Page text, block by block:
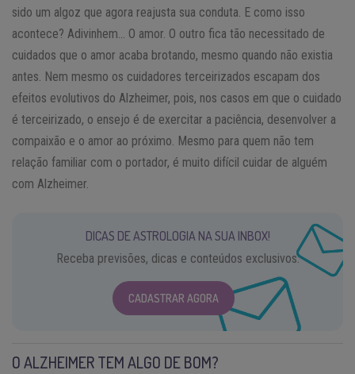
sido um algoz que agora reajusta sua conduta. E como isso
acontece? Adivinhem… O amor. O outro fica tão necessitado de
cuidados que o amor acaba brotando, mesmo quando não existia
antes. Nem mesmo os cuidadores terceirizados escapam dos
efeitos evolutivos do Alzheimer, pois, nos casos em que o cuidado
é terceirizado, o ensejo é de exercitar a paciência, desenvolver a
compaixão e o amor ao próximo. Mesmo para quem não tem
relação familiar com o portador, é muito difícil cuidar de alguém
com Alzheimer.
DICAS DE ASTROLOGIA NA SUA INBOX!
Receba previsões, dicas e conteúdos exclusivos.
CADASTRAR AGORA
O ALZHEIMER TEM ALGO DE BOM?